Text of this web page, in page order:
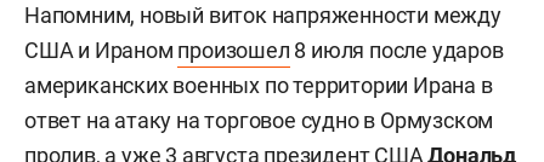
Напомним, новый виток напряженности между
США и Ираном произошел 8 июля после ударов
американских военных по территории Ирана в
ответ на атаку на торговое судно в Ормузском
пролив, а уже 3 августа президент СШАДональд